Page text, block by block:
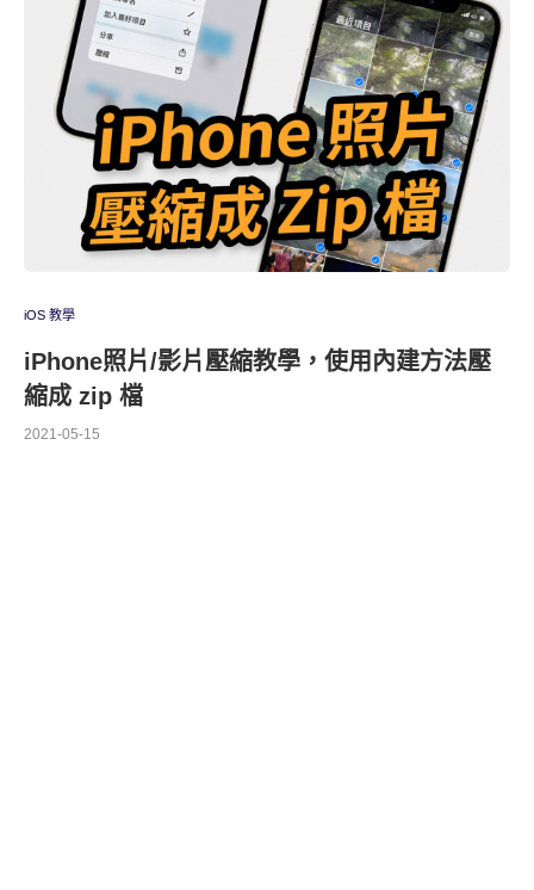
iOS 教學
iPhone照片/影片壓縮教學，使用內建方法壓
縮成 zip 檔
2021-05-15